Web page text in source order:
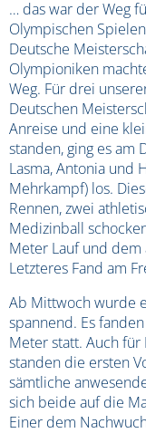
… das war der Weg
Olympischen
Deutsche
Olympioniken
Weg. Für drei
Deutschen
Anreise und eine
standen, ging es am
Lasma, Antonia und
Mehrkampf) los.
Rennen, zwei
Medizinball
Meter Lauf und
Letzteres Fand am
Ab Mittwoch wurde
spannend. Es
Meter statt. Auch für
standen die ersten
sämtliche
sich beide auf die
Einer dem